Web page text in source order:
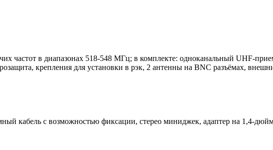
частот в диапазонах 518-548 МГц; в комплекте: одноканальный UHF-
крепления для установки в рэк, 2 антенны на BNC разъёмах,
кабель с возможностью фиксации, стерео миниджек, адаптер на 1,4-